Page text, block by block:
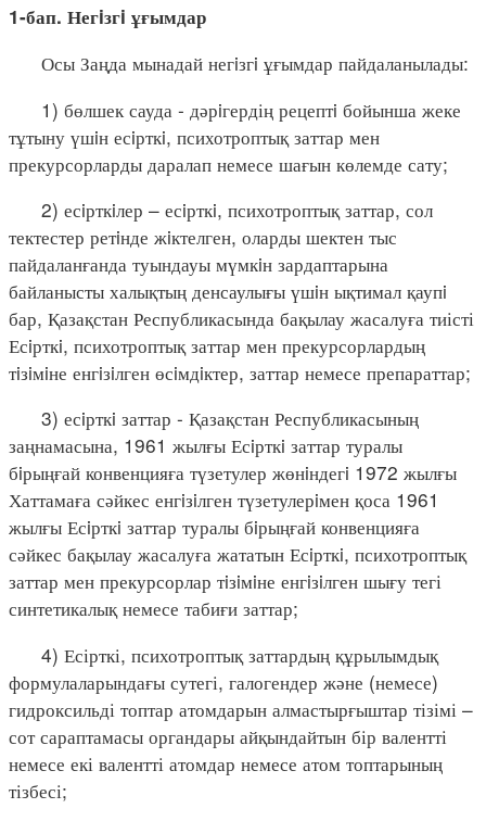
1-бап. Негiзгi ұғымдар
Осы Заңда мынадай негiзгi ұғымдар пайдаланылады:
1) бөлшек сауда - дәрiгердің рецептi бойынша жеке
тұтыну үшiн есiрткi, психотроптық заттар мен
прекурсорларды даралап немесе шағын көлемде сату;
2) есiрткiлер – есiрткi, психотроптық заттар, сол
тектестер ретiнде жiктелген, оларды шектен тыс
пайдаланғанда туындауы мүмкiн зардаптарына
байланысты халықтың денсаулығы үшiн ықтимал қаупi
бар, Қазақстан Республикасында бақылау жасалуға тиісті
Есiрткi, психотроптық заттар мен прекурсорлардың
тiзiмiне енгiзiлген өсiмдiктер, заттар немесе препараттар;
3) есiрткi заттар - Қазақстан Республикасының
заңнамасына, 1961 жылғы Есiрткi заттар туралы
бiрыңғай конвенцияға түзетулер жөнiндегi 1972 жылғы
Хаттамаға сәйкес енгiзiлген түзетулерiмен қоса 1961
жылғы Есiрткi заттар туралы бiрыңғай конвенцияға
сәйкес бақылау жасалуға жататын Есiрткi, психотроптық
заттар мен прекурсорлар тiзiмiне енгiзiлген шығу тегі
синтетикалық немесе табиғи заттар;
4) Есірткі, психотроптық заттардың құрылымдық
формулаларындағы сутегі, галогендер және (немесе)
гидроксильді топтар атомдарын алмастырғыштар тізімі –
сот сараптамасы органдары айқындайтын бір валентті
немесе екі валентті атомдар немесе атом топтарының
тізбесі;